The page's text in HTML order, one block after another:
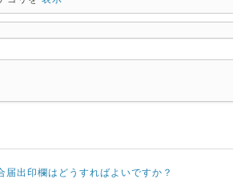
届出印欄はどうすればよいですか？